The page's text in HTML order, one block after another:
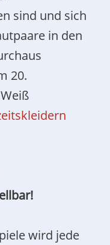
sind und sich
in den
20.
wird jede